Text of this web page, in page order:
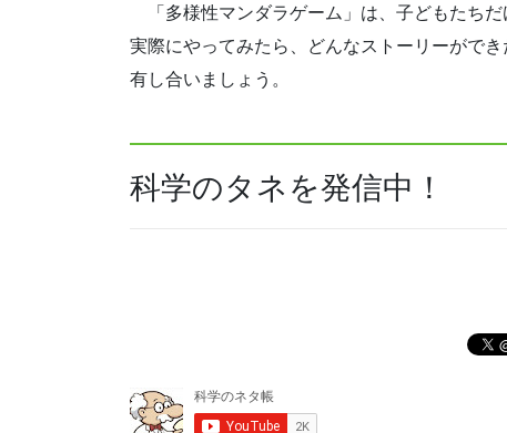
「多様性マンダラゲーム」は、子どもたち
実際にやってみたら、どんなストーリーがで
有し合いましょう。
科学のタネを発信中！